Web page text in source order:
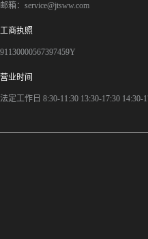
邮箱：service@jtsww.com
工商执照
91130000567397459Y
营业时间
法定工作日 8:30-11:30 13:30-17:30 14:30-